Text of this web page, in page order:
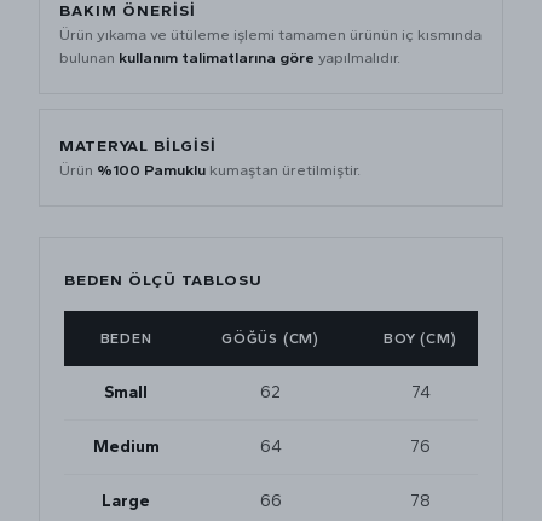
BAKIM ÖNERİSİ
Ürün yıkama ve ütüleme işlemi tamamen ürünün iç kısmında
bulunan kullanım talimatlarına göre yapılmalıdır.
MATERYAL BİLGİSİ
Ürün %100 Pamuklu kumaştan üretilmiştir.
BEDEN ÖLÇÜ TABLOSU
BEDEN GÖĞÜS (CM) BOY (CM)
Small 62 74
Medium 64 76
Large 66 78